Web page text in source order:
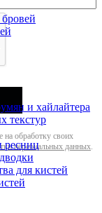
и хайлайтера
текстур
ресниц
для кистей
обработку своих
персональных данных.